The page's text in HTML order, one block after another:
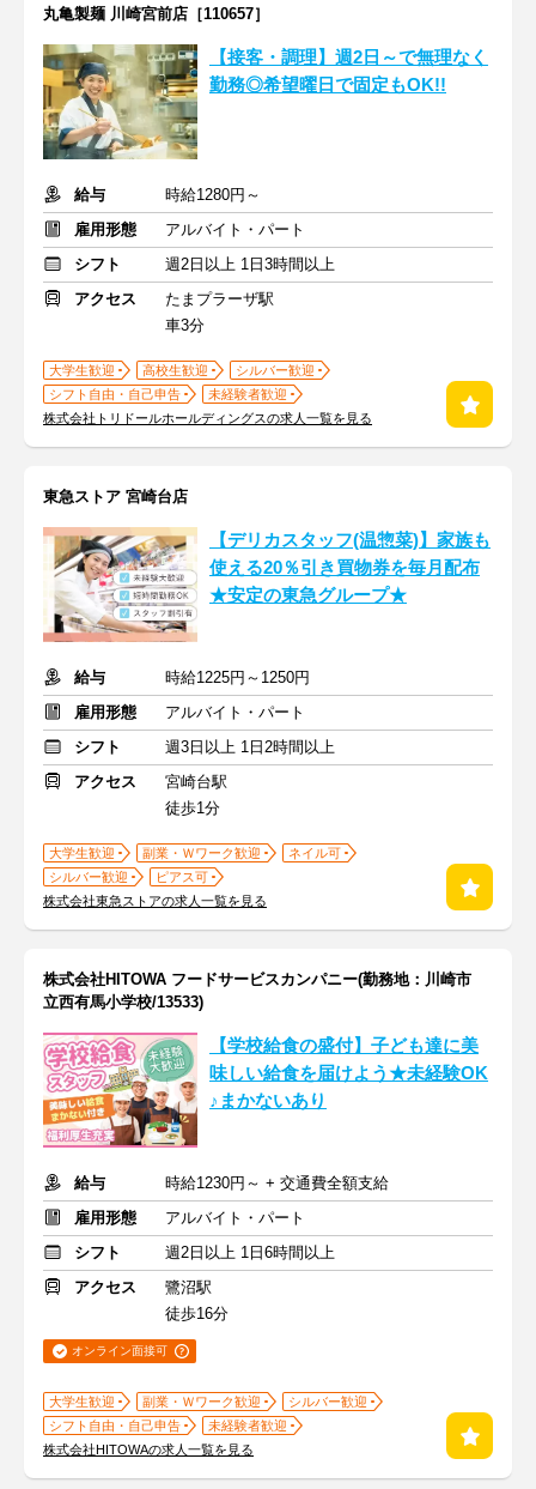
丸亀製麺 川崎宮前店［110657］
【接客・調理】週2日～で無理なく
勤務◎希望曜日で固定もOK!!
給与
時給1280円～
雇用形態
アルバイト・パート
シフト
週2日以上 1日3時間以上
アクセス
たまプラーザ駅
車3分
大学生歓迎 高校生歓迎
シルバー歓迎
シフト自由・自己申告
未経験者歓迎
株式会社トリドールホールディングスの求人一覧を見る
東急ストア 宮崎台店
【デリカスタッフ(温惣菜)】家族も
使える20％引き買物券を毎月配布
★安定の東急グループ★
給与
時給1225円～1250円
雇用形態
アルバイト・パート
シフト
週3日以上 1日2時間以上
アクセス
宮崎台駅
徒歩1分
大学生歓迎 副業・Ｗワーク歓迎
ネイル可
シルバー歓迎
ピアス可
株式会社東急ストアの求人一覧を見る
株式会社HITOWA フードサービスカンパニー(勤務地：川崎市
立西有馬小学校/13533)
【学校給食の盛付】子ども達に美
味しい給食を届けよう★未経験OK
♪まかないあり
給与
時給1230円～ + 交通費全額支給
雇用形態
アルバイト・パート
シフト
週2日以上 1日6時間以上
アクセス
鷺沼駅
徒歩16分
オンライン面接可
大学生歓迎 副業・Ｗワーク歓迎
シルバー歓迎
シフト自由・自己申告
未経験者歓迎
株式会社HITOWAの求人一覧を見る